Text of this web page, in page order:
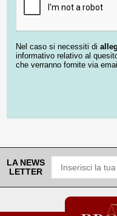
Nel caso si necessiti di
informativo relativo al
che verranno fornite via
LA NEWS
LETTER